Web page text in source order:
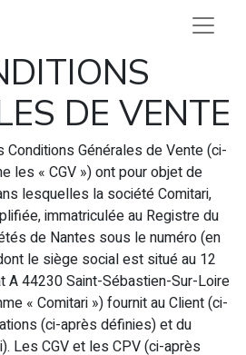
DE VENTE
Générales de Vente (ci-
les « CGV ») ont pour objet de
lesquelles la société Comitari,
immatriculée au Registre du
de Nantes sous le numéro (en
le siège social est situé au 12
A 44230 Saint-Sébastien-Sur-Loire
« Comitari ») fournit au Client (ci-
(ci-après définies) et du
Les CGV et les CPV (ci-après